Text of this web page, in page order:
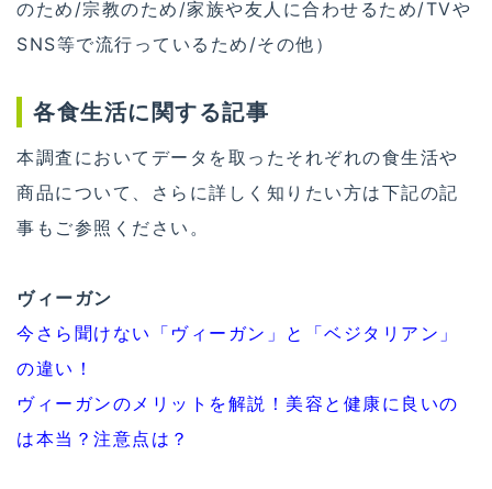
のため/宗教のため/家族や友人に合わせるため/TVや
SNS等で流行っているため/その他）
各食生活に関する記事
本調査においてデータを取ったそれぞれの食生活や
商品について、さらに詳しく知りたい方は下記の記
事もご参照ください。
ヴィーガン
今さら聞けない「ヴィーガン」と「ベジタリアン」
の違い！
ヴィーガンのメリットを解説！美容と健康に良いの
は本当？注意点は？